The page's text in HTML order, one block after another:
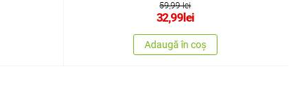
59,99 lei
32,99 lei
Adaugă în coș